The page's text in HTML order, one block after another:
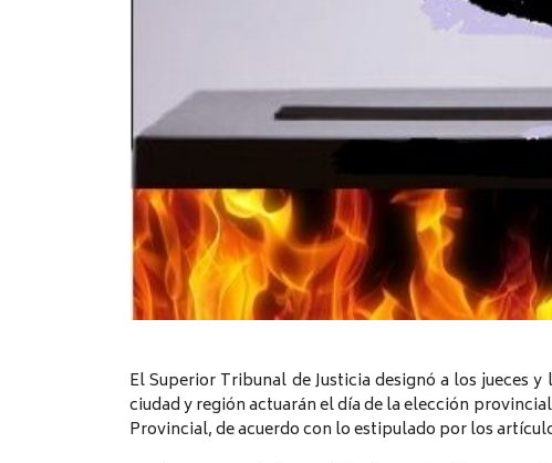
El Superior Tribunal de Justicia designó a los jueces
ciudad y región actuarán el día de la elección
Provincial, de acuerdo con lo estipulado por los